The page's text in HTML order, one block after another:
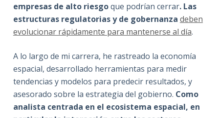
empresas de alto riesgoque podrían cerrar. Las
estructuras regulatorias y de gobernanza deben
evolucionar rápidamente para mantenerse al día.
A lo largo de mi carrera, he rastreado la economía
espacial, desarrollado herramientas para medir
tendencias y modelos para predecir resultados, y
asesorado sobre la estrategia del gobierno. Como
analista centrada en el ecosistema espacial, en